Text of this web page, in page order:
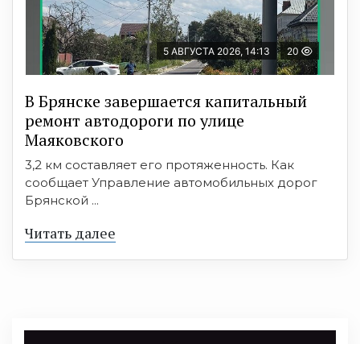
5 АВГУСТА 2026, 14:13 20
В Брянске завершается капитальный
ремонт автодороги по улице
Маяковского
3,2 км составляет его протяженность. Как
сообщает Управление автомобильных дорог
Брянской ...
Читать далее